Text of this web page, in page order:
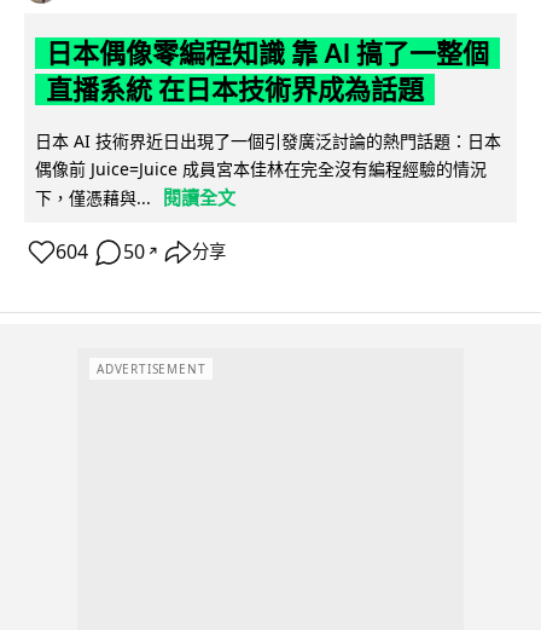
日本偶像零編程知識 靠 AI 搞了一整個
直播系統 在日本技術界成為話題
日本 AI 技術界近日出現了一個引發廣泛討論的熱門話題：日本
偶像前 Juice=Juice 成員宮本佳林在完全沒有編程經驗的情況
下，僅憑藉與...
閱讀全文
604 50 ↗ 分享
ADVERTISEMENT